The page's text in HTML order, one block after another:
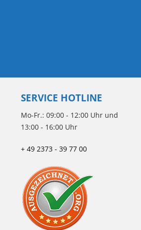
SERVICE HOTLINE
Mo-Fr.: 09:00 - 12:00 Uhr und
13:00 - 16:00 Uhr
+ 49 2373 - 39 77 00